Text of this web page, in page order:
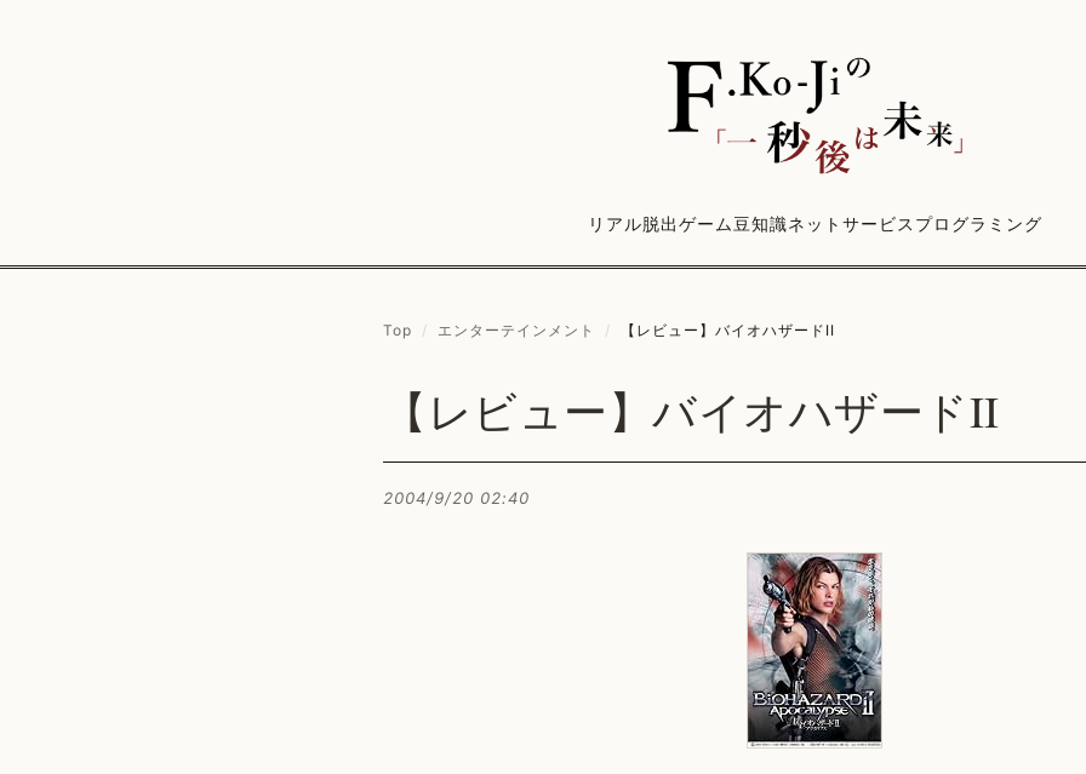
リアル脱出ゲーム豆知識ネットサービス プログラミング
Top / エンターテインメント / 【レビュー】バイオハザードII
【レビュー】バイオハザードII
2004/9/20 02:40